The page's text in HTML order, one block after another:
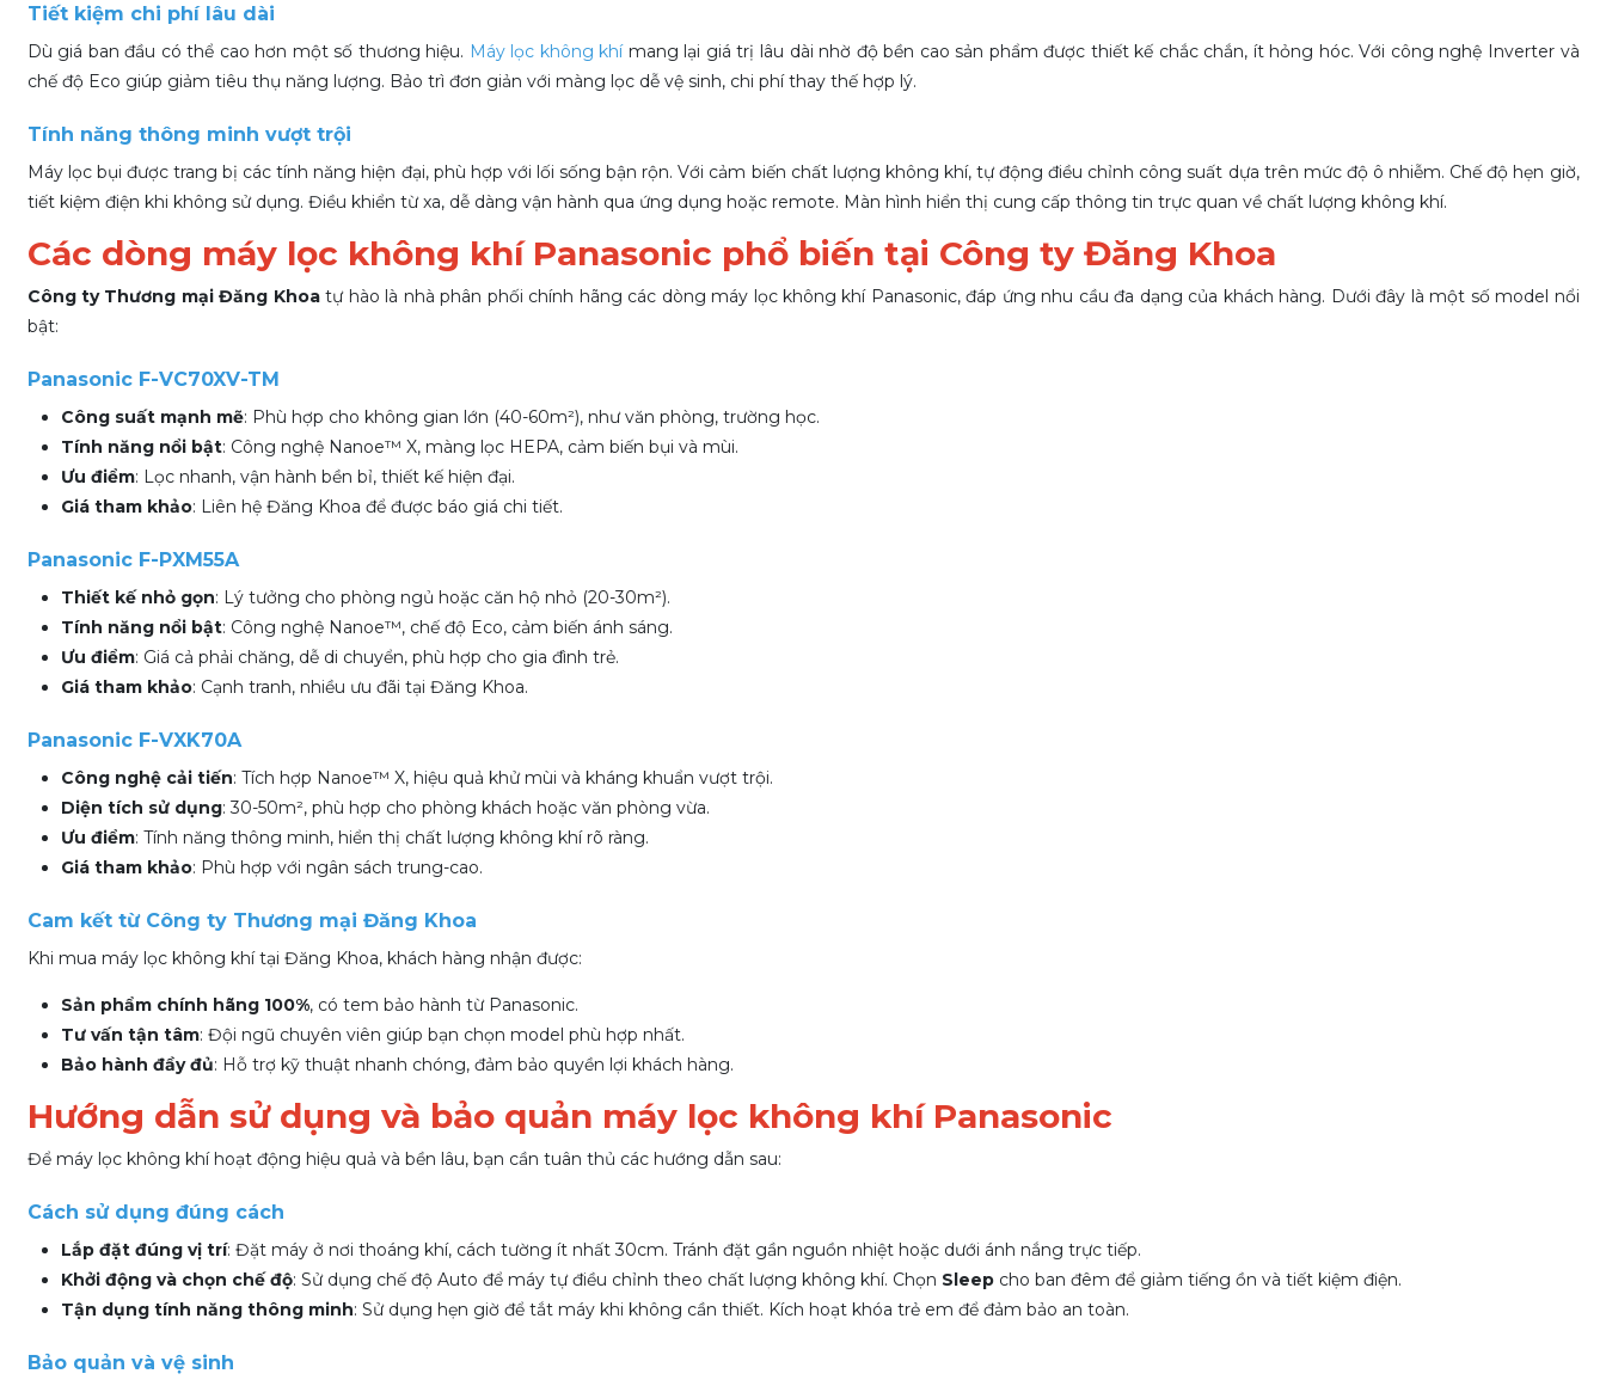
Tiết kiệm chi phí lâu dài
Dù giá ban đầu có thể cao hơn một số thương hiệu. Máy lọc không khímang lại giá trị lâu dài nhờ độ bền cao sản phẩm được thiết kế chắc chắn, ít hỏng hóc. Với công nghệ Inverter và
chế độ Eco giúp giảm tiêu thụ năng lượng. Bảo trì đơn giản với màng lọc dễ vệ sinh, chi phí thay thế hợp lý.
Tính năng thông minh vượt trội
Máy lọc bụi được trang bị các tính năng hiện đại, phù hợp với lối sống bận rộn. Với cảm biến chất lượng không khí, tự động điều chỉnh công suất dựa trên mức độ ô nhiễm. Chế độ hẹn giờ,
tiết kiệm điện khi không sử dụng. Điều khiển từ xa, dễ dàng vận hành qua ứng dụng hoặc remote. Màn hình hiển thị cung cấp thông tin trực quan về chất lượng không khí.
Các dòng máy lọc không khí Panasonic phổ biến tại Công ty Đăng Khoa
Công ty Thương mại Đăng Khoatự hào là nhà phân phối chính hãng các dòng máy lọc không khí Panasonic, đáp ứng nhu cầu đa dạng của khách hàng. Dưới đây là một số model nổi
bật:
Panasonic F-VC70XV-TM
Công suất mạnh mẽ: Phù hợp cho không gian lớn (40-60m²), như văn phòng, trường học.
Tính năng nổi bật: Công nghệ Nanoe™ X, màng lọc HEPA, cảm biến bụi và mùi.
Ưu điểm: Lọc nhanh, vận hành bền bỉ, thiết kế hiện đại.
Giá tham khảo: Liên hệ Đăng Khoa để được báo giá chi tiết.
Panasonic F-PXM55A
Thiết kế nhỏ gọn: Lý tưởng cho phòng ngủ hoặc căn hộ nhỏ (20-30m²).
Tính năng nổi bật: Công nghệ Nanoe™, chế độ Eco, cảm biến ánh sáng.
Ưu điểm: Giá cả phải chăng, dễ di chuyển, phù hợp cho gia đình trẻ.
Giá tham khảo: Cạnh tranh, nhiều ưu đãi tại Đăng Khoa.
Panasonic F-VXK70A
Công nghệ cải tiến: Tích hợp Nanoe™ X, hiệu quả khử mùi và kháng khuẩn vượt trội.
Diện tích sử dụng: 30-50m², phù hợp cho phòng khách hoặc văn phòng vừa.
Ưu điểm: Tính năng thông minh, hiển thị chất lượng không khí rõ ràng.
Giá tham khảo: Phù hợp với ngân sách trung-cao.
Cam kết từ Công ty Thương mại Đăng Khoa
Khi mua máy lọc không khí tại Đăng Khoa, khách hàng nhận được:
Sản phẩm chính hãng 100%, có tem bảo hành từ Panasonic.
Tư vấn tận tâm: Đội ngũ chuyên viên giúp bạn chọn model phù hợp nhất.
Bảo hành đầy đủ: Hỗ trợ kỹ thuật nhanh chóng, đảm bảo quyền lợi khách hàng.
Hướng dẫn sử dụng và bảo quản máy lọc không khí Panasonic
Để máy lọc không khí hoạt động hiệu quả và bền lâu, bạn cần tuân thủ các hướng dẫn sau:
Cách sử dụng đúng cách
Lắp đặt đúng vị trí: Đặt máy ở nơi thoáng khí, cách tường ít nhất 30cm. Tránh đặt gần nguồn nhiệt hoặc dưới ánh nắng trực tiếp.
Khởi động và chọn chế độ: Sử dụng chế độ Auto để máy tự điều chỉnh theo chất lượng không khí. Chọn Sleepcho ban đêm để giảm tiếng ồn và tiết kiệm điện.
Tận dụng tính năng thông minh: Sử dụng hẹn giờ để tắt máy khi không cần thiết. Kích hoạt khóa trẻ em để đảm bảo an toàn.
Bảo quản và vệ sinh